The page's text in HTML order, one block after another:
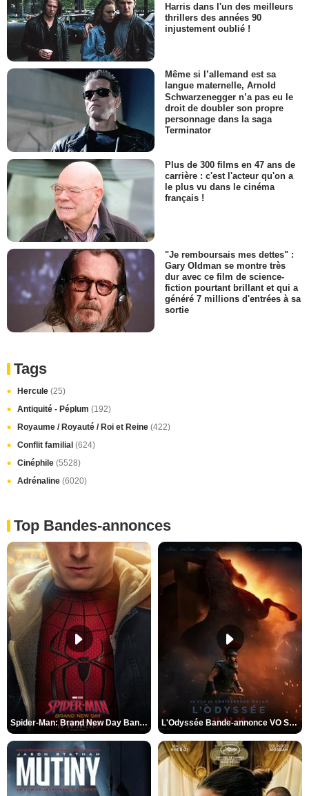
Harris dans l'un des meilleurs
thrillers des années 90
injustement oublié !
Même si l’allemand est sa
langue maternelle, Arnold
Schwarzenegger n’a pas eu le
droit de doubler son propre
personnage dans la saga
Terminator
Plus de 300 films en 47 ans de
carrière : c'est l'acteur qu'on a
le plus vu dans le cinéma
français !
"Je remboursais mes dettes" :
Gary Oldman se montre très
dur avec ce film de science-
fiction pourtant brillant et qui a
généré 7 millions d'entrées à sa
sortie
Tags
Hercule (25)
Antiquité - Péplum (192)
Royaume / Royauté / Roi et Reine (422)
Conflit familial (624)
Cinéphile (5528)
Adrénaline (6020)
Top Bandes-annonces
Spider-Man: Brand New Day Bande-annonce VO STFR L'Odyssée Bande-annonce VO STFR